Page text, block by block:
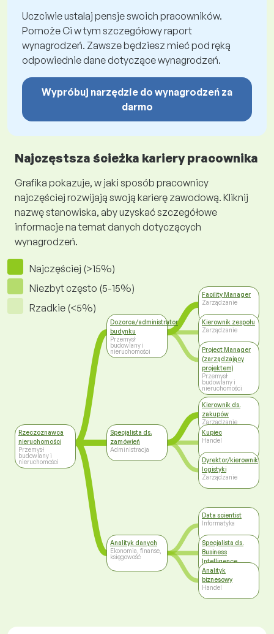
Uczciwie ustalaj pensje swoich pracowników.
Pomoże Ci w tym szczegółowy raport
wynagrodzeń. Zawsze będziesz mieć pod ręką
odpowiednie dane dotyczące wynagrodzeń.
Wypróbuj narzędzie do wynagrodzeń za
darmo
Najczęstsza ścieżka kariery pracownika
Grafika pokazuje, w jaki sposób pracownicy
najczęściej rozwijają swoją karierę zawodową. Kliknij
nazwę stanowiska, aby uzyskać szczegółowe
informacje na temat danych dotyczących
wynagrodzeń.
Najczęściej (>15%)
Niezbyt często (5-15%)
Rzadkie (<5%)
Rzeczoznawca
nieruchomości
Przemysł
budowlany i
nieruchomości
Dozorca/administrator
budynku
Przemysł
budowlany i
nieruchomości
Specjalista ds.
zamówień
Administracja
Analityk danych
Ekonomia, finanse,
księgowość
Facility Manager
Zarządzanie
Kierownik zespołu
Zarządzanie
Project Manager
(zarządzający
projektem)
Przemysł
budowlany i
nieruchomości
Kierownik ds.
zakupów
Zarządzanie
Kupiec
Handel
Dyrektor/kierownik
logistyki
Zarządzanie
Data scientist
Informatyka
Specjalista ds.
Business
Intelligence
Informatyka
Analityk
biznesowy
Handel